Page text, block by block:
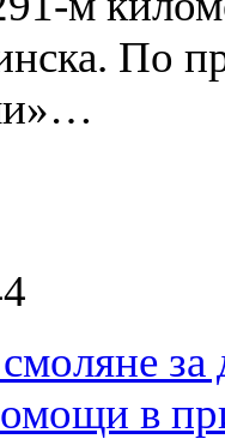
По
за
в